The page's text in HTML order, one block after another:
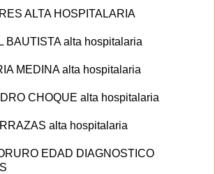
ALTA HOSPITALARIA
BAUTISTA alta hospitalaria
MEDINA alta hospitalaria
CHOQUE alta hospitalaria
alta hospitalaria
EDAD DIAGNOSTICO